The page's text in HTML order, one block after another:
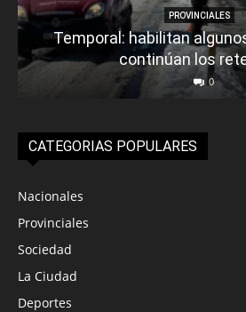
PROVINCIALES
Temporal: habilitan
continúan los
0
CATEGORIAS POPULARES
Nacionales
Provinciales
Sociedad
La Ciudad
Deportes